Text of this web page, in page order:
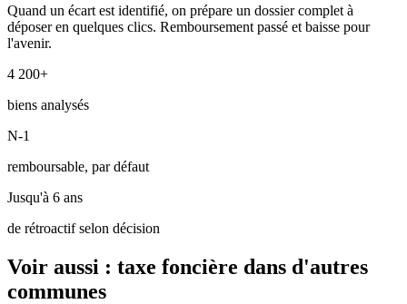
Quand un écart est identifié, on prépare un dossier complet à
déposer en quelques clics. Remboursement passé et baisse pour
l'avenir.
4 200+
biens analysés
N-1
remboursable, par défaut
Jusqu'à 6 ans
de rétroactif selon décision
Voir aussi : taxe foncière dans d'autres
communes